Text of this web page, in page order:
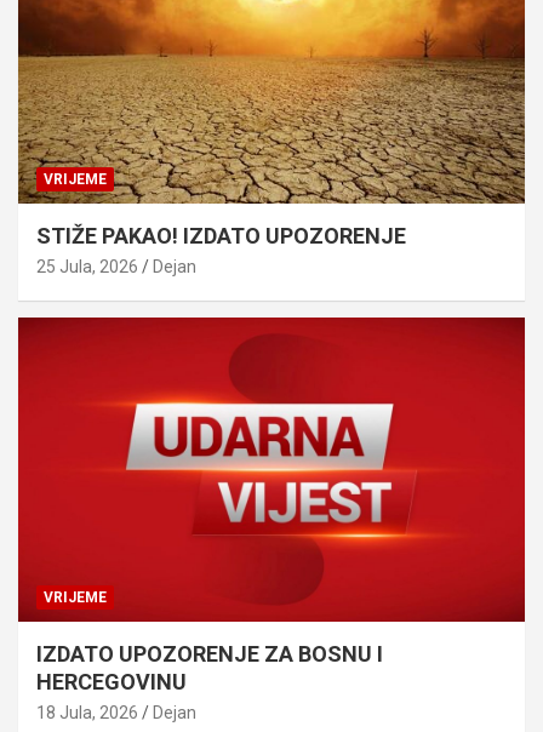
VRIJEME
STIŽE PAKAO! IZDATO UPOZORENJE
25 Jula, 2026 Dejan
VRIJEME
IZDATO UPOZORENJE ZA BOSNU I
HERCEGOVINU
18 Jula, 2026 Dejan